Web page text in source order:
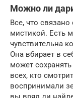
Можно ли
Все, что
мистикой. Есть
чувствительна
Она вбирает в
может
всех, кто
воспринимали